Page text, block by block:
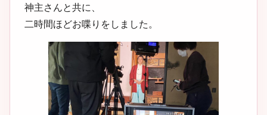
神主さんと共に、
二時間ほどお喋りをしました。